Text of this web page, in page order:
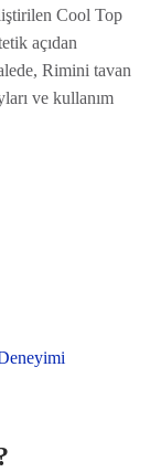
Cool Top
açıdan
Rimini tavan
ve kullanım